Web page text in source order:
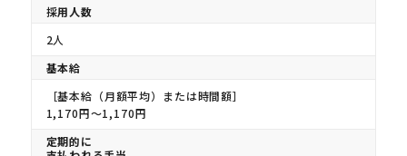
採用人数
2人
基本給
［基本給（月額平均）または時間額］
1,170円〜1,170円
定期的に